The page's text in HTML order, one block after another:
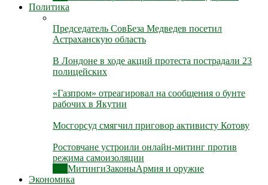
Политика
Председатель СовБеза Медведев посетил
Астраханскую область
В Лондоне в ходе акций протеста пострадали 23
полицейских
«Газпром» отреагировал на сообщения о бунте
рабочих в Якутии
Мосгорсуд смягчил приговор активисту Котову
Ростовчане устроили онлайн-митинг против
режима самоизоляции
МитингиЗаконыАрмия и оружие
Экономика